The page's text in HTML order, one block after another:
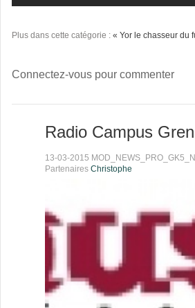
Plus dans cette catégorie : « Yor le chasseur du
Connectez-vous pour commenter
Radio Campus
13-03-2015
Partenaires Christophe